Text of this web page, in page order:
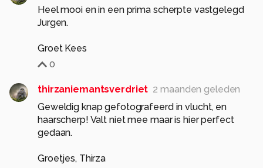
Heel mooi en in een prima scherpte vastgelegd
Jurgen.
Groet Kees
0
thirzaniemantsverdriet 2 maanden geleden
Geweldig knap gefotografeerd in vlucht, en
haarscherp! Valt niet mee maar is hier perfect
gedaan.
Groetjes, Thirza